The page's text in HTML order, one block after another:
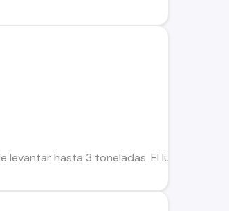
levantar hasta 3 toneladas. El lugar de